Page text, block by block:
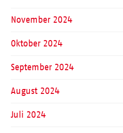
November 2024
Oktober 2024
September 2024
August 2024
Juli 2024